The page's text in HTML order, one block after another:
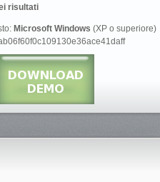
risultati
Microsoft Windows (XP o superiore)